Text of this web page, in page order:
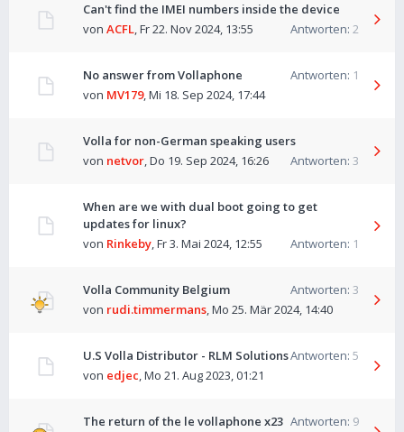
Can't find the IMEI numbers inside the device
Antworten: 2
von ACFL,Fr 22. Nov 2024, 13:55
No answer from Vollaphone Antworten: 1
von MV179,Mi 18. Sep 2024, 17:44
Volla for non-German speaking users
Antworten: 3
von netvor,Do 19. Sep 2024, 16:26
When are we with dual boot going to get
updates for linux?
Antworten: 1
von Rinkeby,Fr 3. Mai 2024, 12:55
Volla Community Belgium Antworten: 3
von rudi.timmermans,Mo 25. Mär 2024, 14:40
U.S Volla Distributor - RLM SolutionsAntworten: 5
von edjec,Mo 21. Aug 2023, 01:21
The return of the le vollaphone x23 Antworten: 9